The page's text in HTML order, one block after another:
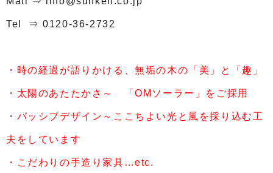
Tel ⇒0120-36-2732
・時の経過が語りかける、無垢の木の「美」と「趣」
・太陽のあたたかさ～ 「OMソーラー」をご採用
・パッシブデザイン～ここちよい光と風を採り込む工
夫をしています
・こだわりの手造り家具…etc.